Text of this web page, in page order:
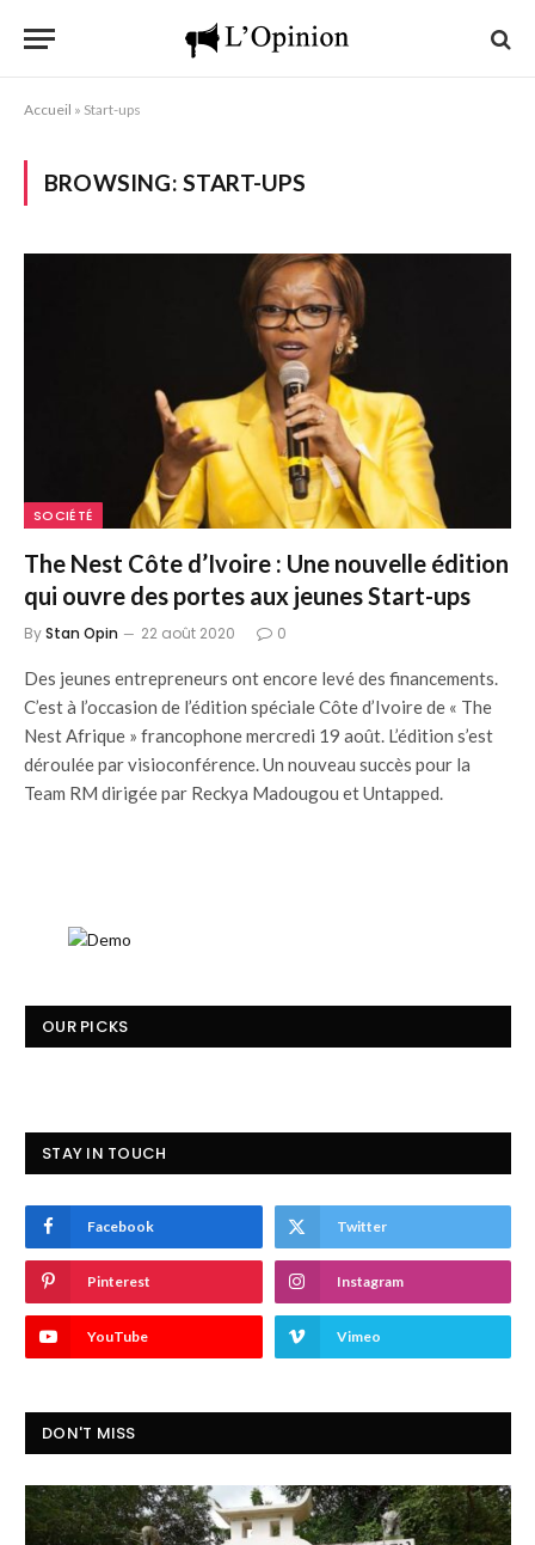
Accueil » Start-ups
BROWSING: START-UPS
SOCIÉTÉ
The Nest Côte d’Ivoire : Une nouvelle édition
qui ouvre des portes aux jeunes Start-ups
ByStan Opin 22 août 2020 0
Des jeunes entrepreneurs ont encore levé des financements.
C’est à l’occasion de l’édition spéciale Côte d’Ivoire de « The
Nest Afrique » francophone mercredi 19 août. L’édition s’est
déroulée par visioconférence. Un nouveau succès pour la
Team RM dirigée par Reckya Madougou et Untapped.
OUR PICKS
STAY IN TOUCH
Facebook Twitter
Pinterest Instagram
YouTube Vimeo
DON'T MISS